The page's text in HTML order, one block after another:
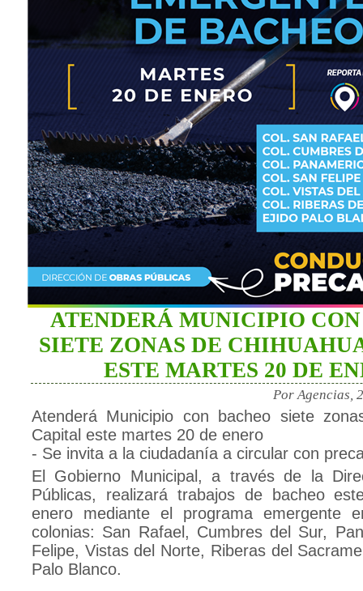
ATENDERÁ MUNICIPIO
SIETE ZONAS DE
ESTE MARTES 20 DE
Por Agencias,
Atenderá Municipio con bacheo siete
Capital este martes 20 de enero
- Se invita a la ciudadanía a circular con
El Gobierno Municipal, a través de la
Públicas, realizará trabajos de bacheo
enero mediante el programa emergente
colonias: San Rafael, Cumbres del Sur,
Felipe, Vistas del Norte, Riberas del
Palo Blanco.